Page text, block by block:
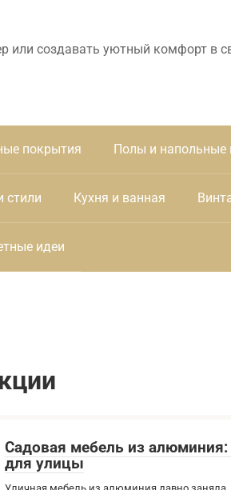
или создавать уютный комфорт в
покрытия Полы и напольные
стили Кухня и ванная
идеи
Садовая мебель из
для улицы